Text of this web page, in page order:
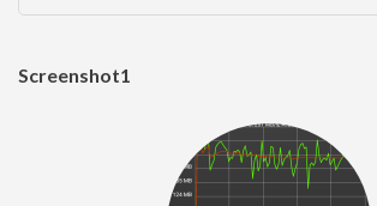
Screenshot1